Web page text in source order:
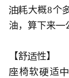
大概8个
油，算下来
【舒
椅软适